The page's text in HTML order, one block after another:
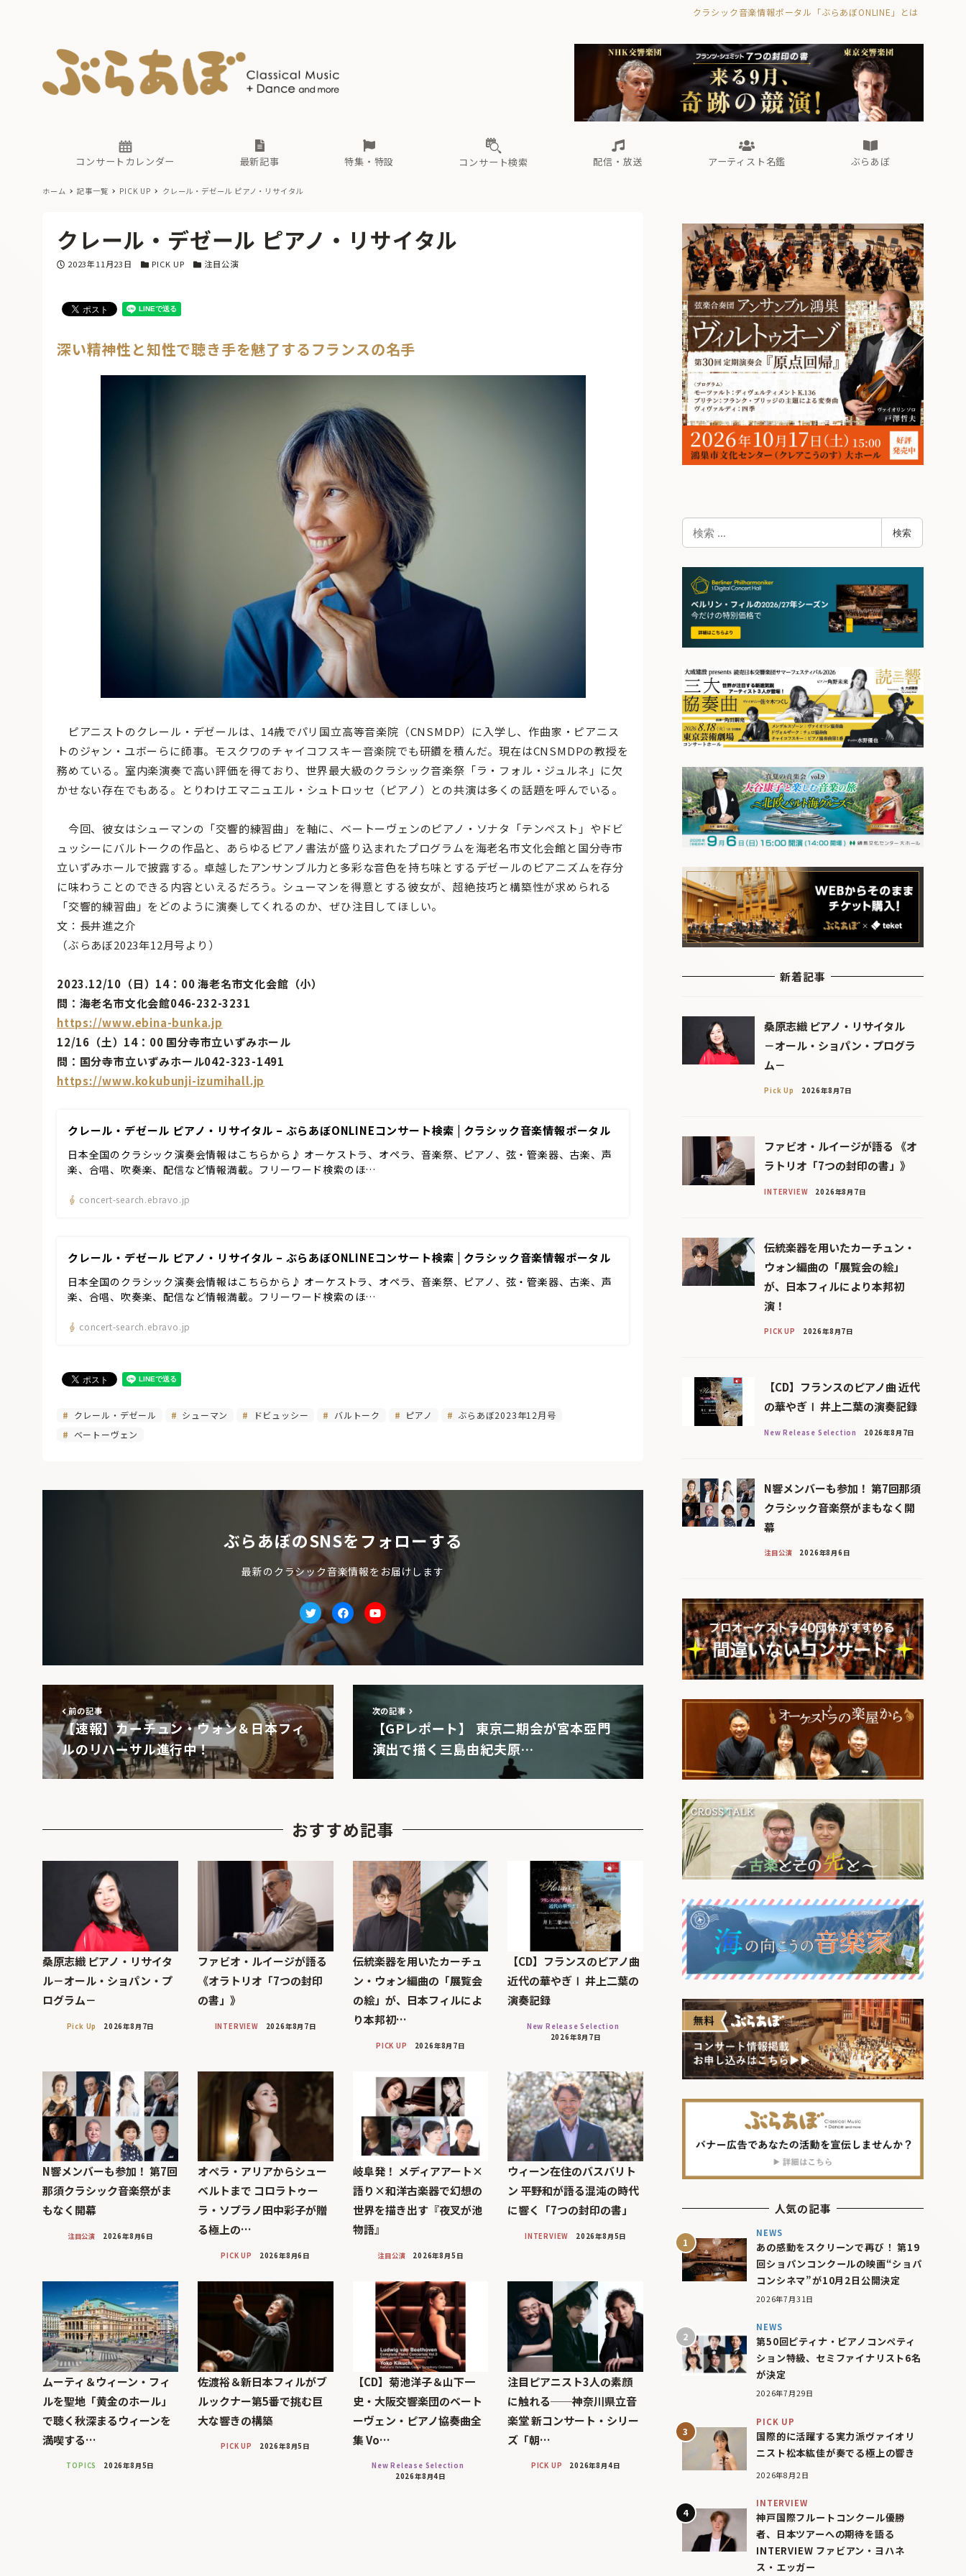
クラシック音楽情報ポータル「ぶらあぼONLINE」とは
コンサートカレンダー 最新記事
古楽とその先と オーケストラの楽屋から ぶらあぼブラス！
フォルテピアノ・オデッセイ
特集・特設
現場のプロが推す！間違いないオーケストラコンサート
コンサート検索 配信・放送
無料ライブ配信スケジュール 有料ライブ配信スケジュール
アーティスト名鑑
あ か な は
ぶらあぼ
古楽とその先と Aからの眺望 ぶらあぼブラス！
フォルテピアノ・オデッセイ
無料ライブ配信スケジュール
あ か さ
ホーム 記事一覧 PICK UP クレール・デゼール ピアノ・リサイタル
クレール・デゼール ピアノ・リサイタル
投稿日
2023年11月23日 カテゴリー
PICK UP カテゴリー
注目公演
深い精神性と知性で聴き手を魅了するフランスの名手
ピアニストのクレール・デゼールは、14歳でパリ国立高等音楽院（CNSMDP）に入学し、作曲家・ピアニス
トのジャン・ユボーらに師事。モスクワのチャイコフスキー音楽院でも研鑽を積んだ。現在はCNSMDPの教授を
務めている。室内楽演奏で高い評価を得ており、世界最大級のクラシック音楽祭「ラ・フォル・ジュルネ」に欠
かせない存在でもある。とりわけエマニュエル・シュトロッセ（ピアノ）との共演は多くの話題を呼んでいる。
今回、彼女はシューマンの「交響的練習曲」を軸に、ベートーヴェンのピアノ・ソナタ「テンペスト」やドビ
ュッシーにバルトークの作品と、あらゆるピアノ書法が盛り込まれたプログラムを海老名市文化会館と国分寺市
立いずみホールで披露する。卓越したアンサンブル力と多彩な音色を持ち味とするデゼールのピアニズムを存分
に味わうことのできる内容といえるだろう。シューマンを得意とする彼女が、超絶技巧と構築性が求められる
「交響的練習曲」をどのように演奏してくれるのか、ぜひ注目してほしい。
文：長井進之介
（ぶらあぼ2023年12月号より）
2023.12/10（日）14：00 海老名市文化会館（小）
問：海老名市文化会館046-232-3231
https://www.ebina-bunka.jp
12/16（土）14：00 国分寺市立いずみホール
問：国分寺市立いずみホール042-323-1491
https://www.kokubunji-izumihall.jp
クレール・デゼール ピアノ・リサイタル – ぶらあぼONLINEコンサート検索 | クラシック音楽情報ポータル
日本全国のクラシック演奏会情報はこちらから♪ オーケストラ、オペラ、音楽祭、ピアノ、弦・管楽器、古楽、声
楽、合唱、吹奏楽、配信など情報満載。フリーワード検索のほ…
concert-search.ebravo.jp
クレール・デゼール ピアノ・リサイタル – ぶらあぼONLINEコンサート検索 | クラシック音楽情報ポータル
日本全国のクラシック演奏会情報はこちらから♪ オーケストラ、オペラ、音楽祭、ピアノ、弦・管楽器、古楽、声
楽、合唱、吹奏楽、配信など情報満載。フリーワード検索のほ…
concert-search.ebravo.jp
クレール・デゼール シューマン ドビュッシー バルトーク ピアノ
ぶらあぼ2023年12月号
ベートーヴェン
ぶらあぼのSNSをフォローする
最新のクラシック音楽情報をお届けします
TwitterfacebookYoutube
前の記事
【速報】カーチュン・ウォン＆日本フィ
ルのリハーサル進行中！
次の記事
【GPレポート】 東京二期会が宮本亞門
演出で描く三島由紀夫原…
おすすめ記事
桑原志織 ピアノ・リサイタ
ル－オール・ショパン・プ
ログラム－
Pick Up 2026年8月7日
ファビオ・ルイージが語る
《オラトリオ「7つの封印
の書」》
INTERVIEW 2026年8月7日
伝統楽器を用いたカーチュ
ン・ウォン編曲の「展覧会
の絵」が、日本フィルによ
り本邦初…
PICK UP 2026年8月7日
【CD】フランスのピアノ曲
近代の華やぎⅠ 井上二葉の
演奏記録
New Release Selection
2026年8月7日
N響メンバーも参加！ 第7回
那須クラシック音楽祭がま
もなく開幕
注目公演 2026年8月6日
オペラ・アリアからシュー
ベルトまで コロラトゥー
ラ・ソプラノ田中彩子が贈
る極上の…
PICK UP 2026年8月6日
岐阜発！ メディアアート×
語り×和洋古楽器で幻想の
世界を描き出す『夜叉が池
物語』
注目公演 2026年8月5日
ウィーン在住のバスバリト
ン 平野和が語る混沌の時代
に響く「7つの封印の書」
INTERVIEW 2026年8月5日
ムーティ＆ウィーン・フィ
ルを聖地「黄金のホール」
で聴く秋深まるウィーンを
満喫する…
TOPICS 2026年8月5日
佐渡裕＆新日本フィルがブ
ルックナー第5番で挑む巨
大な響きの構築
PICK UP 2026年8月5日
【CD】菊池洋子＆山下一
史・大阪交響楽団のベート
ーヴェン・ピアノ協奏曲全
集 Vo…
New Release Selection
2026年8月4日
注目ピアニスト3人の素顔
に触れる──神奈川県立音
楽堂 新コンサート・シリー
ズ「朝…
PICK UP 2026年8月4日
検
索
検索
新着記事
桑原志織 ピアノ・リサイタル
－オール・ショパン・プログラ
ム－
Pick Up 2026年8月7日
ファビオ・ルイージが語る 《オ
ラトリオ「7つの封印の書」》
INTERVIEW 2026年8月7日
伝統楽器を用いたカーチュン・
ウォン編曲の「展覧会の絵」
が、日本フィルにより本邦初
演！
PICK UP 2026年8月7日
【CD】フランスのピアノ曲 近代
の華やぎⅠ 井上二葉の演奏記録
New Release Selection 2026年8月7日
N響メンバーも参加！ 第7回那須
クラシック音楽祭がまもなく開
幕
注目公演 2026年8月6日
人気の記事
NEWS
あの感動をスクリーンで再び！ 第19
回ショパンコンクールの映画“ショパ
コンシネマ”が10月2日公開決定
2026年7月31日
NEWS
第50回ピティナ・ピアノコンペティ
ション特級、セミファイナリスト6名
が決定
2026年7月29日
PICK UP
国際的に活躍する実力派ヴァイオリ
ニスト松本紘佳が奏でる極上の響き
2026年8月2日
INTERVIEW
神戸国際フルートコンクール優勝
者、日本ツアーへの期待を語る
INTERVIEW ファビアン・ヨハネ
ス・エッガー